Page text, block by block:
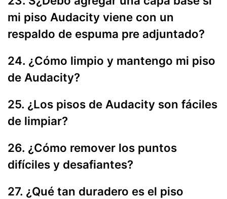
mi piso Audacity viene con un
respaldo de espuma pre adjuntado?
24. ¿Cómo limpio y mantengo mi piso
de Audacity?
25. ¿Los pisos de Audacity son fáciles
de limpiar?
26. ¿Cómo remover los puntos
difíciles y desafiantes?
27. ¿Qué tan duradero es el piso